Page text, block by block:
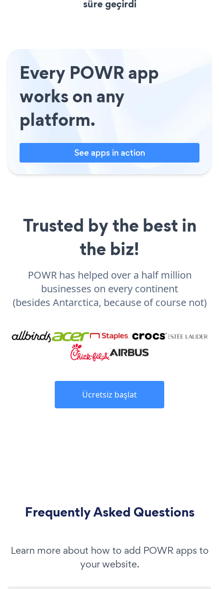
süre geçirdi
Every POWR app
works on any
platform.
See apps in action
Trusted by the best in
the biz!
POWR has helped over a half million
businesses on every continent
(besides Antarctica, because of course not)
Ücretsiz başlat
Frequently Asked Questions
Learn more about how to add POWR apps to
your website.